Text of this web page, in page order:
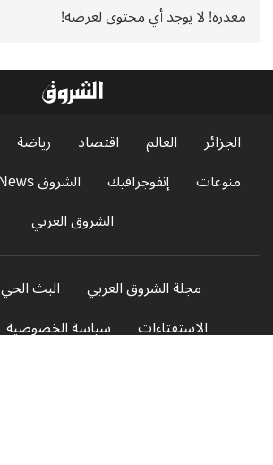
معذرة! لا يوجد أي محتوى لعرضه!
الجزائر العالم اقتصاد رياضة
منوعات
إنفوجرافيك الشروق News
الشروق العربي
مجلة الشروق العربي البث الحي
الاستفتاءات
سياسة الخصوصية